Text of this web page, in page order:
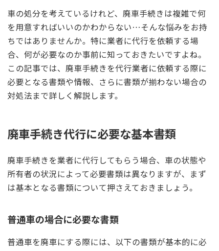
車の処分を考えているけれど、廃車手続きは複雑で何
を用意すればいいのかわからない…そんな悩みをお持
ちではありませんか。特に業者に代行を依頼する場
合、何が必要なのか事前に知っておきたいですよね。
この記事では、廃車手続きを代行業者に依頼する際に
必要となる書類や情報、さらに書類が揃わない場合の
対処法まで詳しく解説します。
廃車手続き代行に必要な基本書類
廃車手続きを業者に代行してもらう場合、車の状態や
所有者の状況によって必要書類は異なりますが、まず
は基本となる書類について押さえておきましょう。
普通車の場合に必要な書類
普通車を廃車にする際には、以下の書類が基本的に必